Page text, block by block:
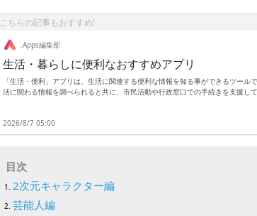
こちらの記事もおすすめ!
.Apps編集部
生活・暮らしに便利なおすすめアプリ
「生活・便利」アプリは、生活に関連する便利な情報を知る事ができるツール
活に関わる情報を調べられると共に、市民活動や行政窓口での手続きを支援し
ては、わざわざ役所の窓口まで行かなくても、アプリだけで実行できる事もあ
を、できるだけ便利にしたい時などは、アプリをダウンロードしておくと良い
2026/8/7 05:00
目次
2次元キャラクター編
芸能人編